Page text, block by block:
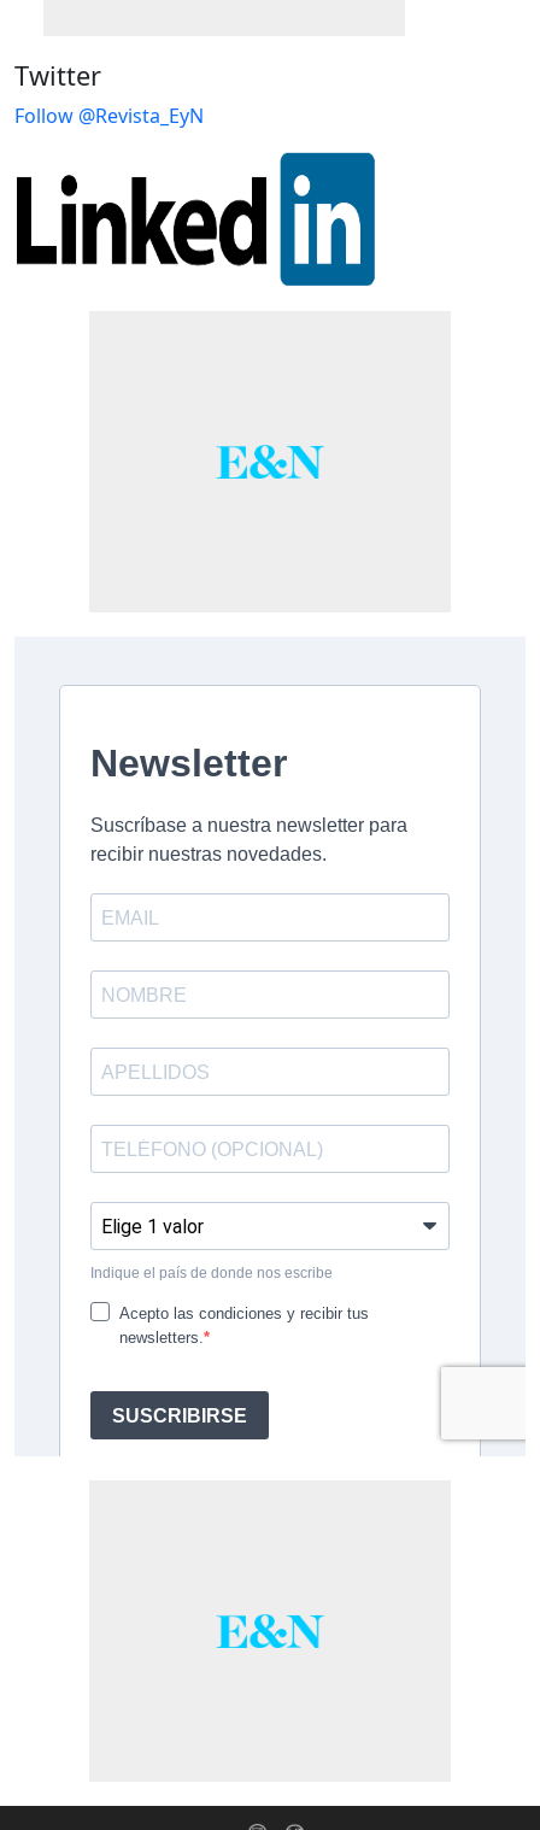
Twitter
Follow @Revista_EyN